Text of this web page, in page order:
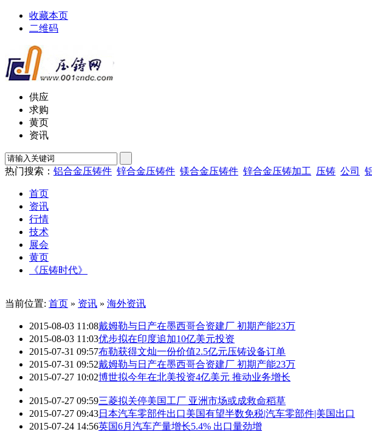
收藏本页
二维码
供应
求购
黄页
资讯
热门搜索： 铝合金压铸件 锌合金压铸件 镁合金压铸件 锌合金压铸加工 压铸 公司
首页
资讯
行情
技术
展会
黄页
《压铸时代》
当前位置: 首页 » 资讯 » 海外资讯
2015-08-03 11:08戴姆勒与日产在墨西哥合资建厂 初期产能23万
2015-08-03 11:03优步拟在印度追加10亿美元投资
2015-07-31 09:57布勒获得文灿一份价值2.5亿元压铸设备订单
2015-07-31 09:52戴姆勒与日产在墨西哥合资建厂 初期产能23万
2015-07-27 10:02博世拟今年在北美投资4亿美元 推动业务增长
2015-07-27 09:59三菱拟关停美国工厂 亚洲市场或成救命稻草
2015-07-27 09:43日本汽车零部件出口美国有望半数免税|汽车零部件|美国出口
2015-07-24 14:56英国6月汽车产量增长5.4% 出口量劲增